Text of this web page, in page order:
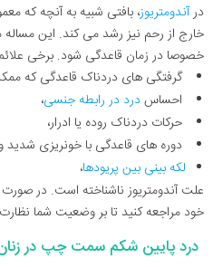
درآندومتریوز، بافتی شبیه به آنچه که
خارج از رحم نیز رشد می کند. این
خصوصا در زمان قاعدگی شود. برخی علائم
گرفتگی های دردناک قاعدگی که
احساس درد در رابطه جنسی،
حرکات دردناک روده یا ادرار،
دوره های قاعدگی با خونریزی شدید
لکه بینی بین پریودها،
علت آندومتریوز ناشناخته است. در
خود مراجعه کنید تا بر وضعیت شما
درد پایین شکم سمت چپ در